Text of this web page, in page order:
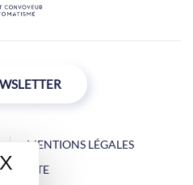
MENTIONS LÉGALES
DU SITE
X Masquer le